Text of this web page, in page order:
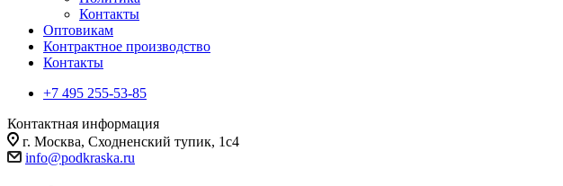
Контакты
Оптовикам
Контрактное производство
Контакты
+7 495 255-53-85
Контактная информация
г. Москва, Сходненский тупик, 1с4
info@podkraska.ru